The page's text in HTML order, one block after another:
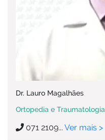
Dr. Lauro Magalhães
Ortopedia e Traumatologia
071 2109... Ver mais >